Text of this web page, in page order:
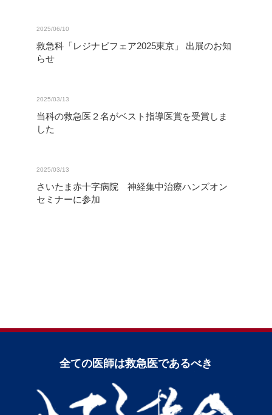
2025/06/10
救急科「レジナビフェア2025東京」 出展のお知
らせ
2025/03/13
当科の救急医２名がベスト指導医賞を受賞しま
した
2025/03/13
さいたま赤十字病院 神経集中治療ハンズオン
セミナーに参加
全ての医師は救急医であるべき